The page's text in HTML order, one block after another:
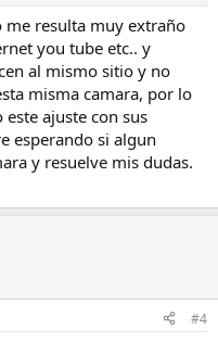
me resulta muy extraño
you tube etc.. y
al mismo sitio y no
misma camara, por lo
ajuste con sus
esperando si algun
y resuelve mis dudas.
#4